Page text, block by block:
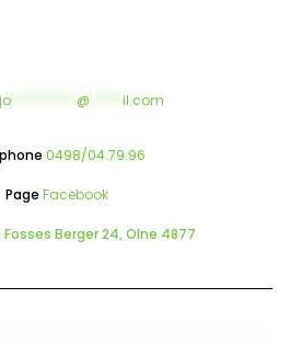
jo @ il.com
0498/04.79.96
Page Facebook
Fosses Berger 24, Olne 4877